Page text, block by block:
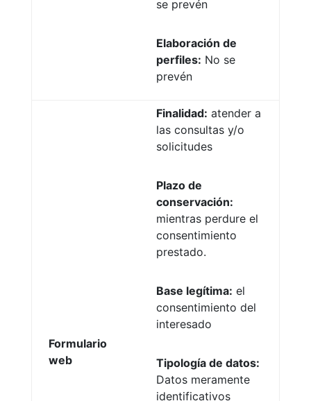
se prevén
Elaboración de
perfiles: No se
prevén
Formulario
web
Finalidad: atender a
las consultas y/o
solicitudes
Plazo de
conservación:
mientras perdure el
consentimiento
prestado.
Base legítima: el
consentimiento del
interesado
Tipología de datos:
Datos meramente
identificativos